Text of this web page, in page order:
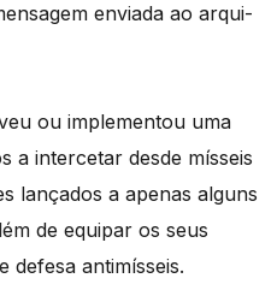
enviada ao arqui-
ou implementou uma
a intercetar desde mísseis
lançados a apenas alguns
de equipar os seus
defesa antimísseis.